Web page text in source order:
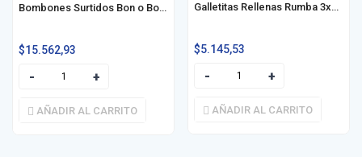
Bombones Surtidos Bon o Bon 17u 255g
$15.562,93
AÑADIR AL CARRITO
Galletitas Rellenas Rumba 3x112g
$5.145,53
AÑADIR AL CARRITO